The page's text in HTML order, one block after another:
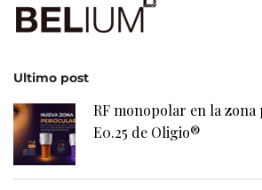
Ultimo post
RF monopolar en la
E0.25 de Oligio®